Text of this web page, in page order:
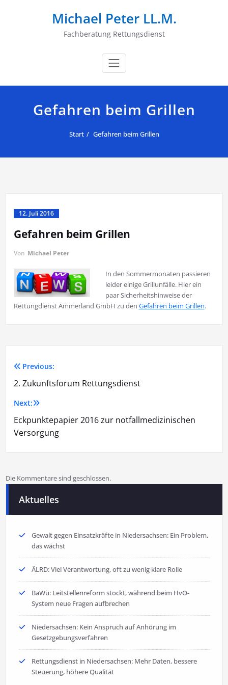
Michael Peter LL.M.
Fachberatung Rettungsdienst
Gefahren beim Grillen
Start Gefahren beim Grillen
12. Juli 2016
Gefahren beim Grillen
Von Michael Peter
In den Sommermonaten passieren
leider einige Grillunfälle. Hier ein
paar Sicherheitshinweise der
Rettungdienst Ammerland GmbH zu den Gefahren beim Grillen.
Beitragsnavigation
Previous:
2. Zukunftsforum Rettungsdienst
Next:
Eckpunktepapier 2016 zur notfallmedizinischen
Versorgung
Die Kommentare sind geschlossen.
Aktuelles
Gewalt gegen Einsatzkräfte in Niedersachsen: Ein Problem,
das wächst
ÄLRD: Viel Verantwortung, oft zu wenig klare Rolle
BaWü: Leitstellenreform stockt, während beim HvO-
System neue Fragen aufbrechen
Niedersachsen: Kein Anspruch auf Anhörung im
Gesetzgebungsverfahren
Rettungsdienst in Niedersachsen: Mehr Daten, bessere
Steuerung, höhere Qualität